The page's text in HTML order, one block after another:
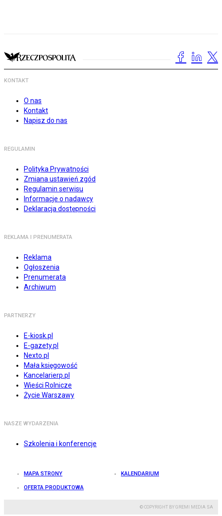
KONTAKT
O nas
Kontakt
Napisz do nas
REGULAMIN
Polityka Prywatności
Zmiana ustawień zgód
Regulamin serwisu
Informacje o nadawcy
Deklaracja dostępności
REKLAMA I PRENUMERATA
Reklama
Ogłoszenia
Prenumerata
Archiwum
PARTNERZY
E-kiosk.pl
E-gazety.pl
Nexto.pl
Mała księgowość
Kancelarierp.pl
Wieści Rolnicze
Życie Warszawy
NASZE WYDARZENIA
Szkolenia i konferencje
MAPA STRONY KALENDARIUM
OFERTA PRODUKTOWA
© COPYRIGHT BY GREMI MEDIA SA